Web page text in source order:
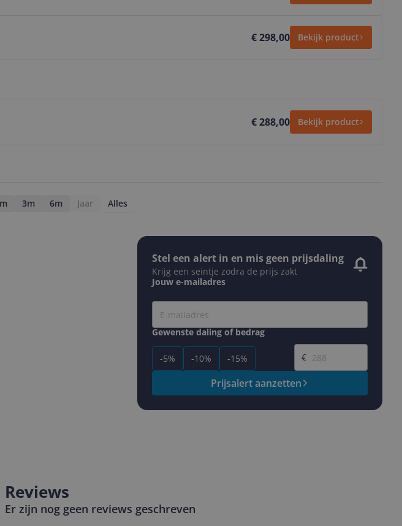
€ 298,00 Bekijk product
€ 288,00 Bekijk product
3m 6m Jaar Alles
Stel een alert in en mis geen prijsdaling
Krijg een seintje zodra de prijs zakt
Jouw e-mailadres
Gewenste daling of bedrag
-5% -10% -15%
Gewenste prijs
€
Prijsalert aanzetten
Reviews
Er zijn nog geen reviews geschreven